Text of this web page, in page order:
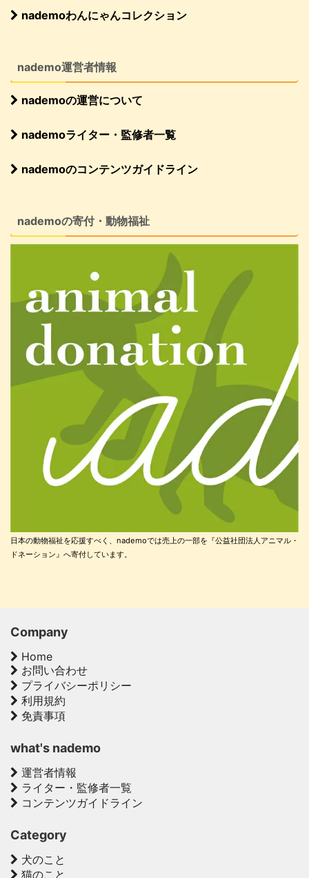
nademoわんにゃんコレクション
nademo運営者情報
nademoの運営について
nademoライター・監修者一覧
nademoのコンテンツガイドライン
nademoの寄付・動物福祉
日本の動物福祉を応援すべく、nademoでは売上の一部を『公益社団法人アニマル・
ドネーション』へ寄付しています。
Company
Home
お問い合わせ
プライバシーポリシー
利用規約
免責事項
what's nademo
運営者情報
ライター・監修者一覧
コンテンツガイドライン
Category
犬のこと
猫のこと